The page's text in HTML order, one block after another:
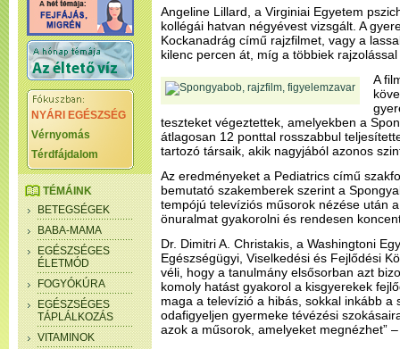
NYÁRI EGÉSZSÉG
Vérnyomás
Térdfájdalom
TÉMÁINK
BETEGSÉGEK
BABA-MAMA
EGÉSZSÉGES
ÉLETMÓD
FOGYÓKÚRA
EGÉSZSÉGES
TÁPLÁLKOZÁS
VITAMINOK
Angeline Lillard, a Virginiai Egyetem
kollégái hatvan négyévest vizsgált. A
Kockanadrág című rajzfilmet, vagy a
kilenc percen át, míg a többiek
A
teszteket végeztettek, amelyekben a
átlagosan 12 ponttal rosszabbul
tartozó társaik, akik nagyjából azonos
Az eredményeket a Pediatrics című
bemutató szakemberek szerint a
tempójú televíziós műsorok nézése után
önuralmat gyakorolni és rendesen
Dr. Dimitri A. Christakis, a Washingtoni
Egészségügyi, Viselkedési és Fejlődési
véli, hogy a tanulmány elsősorban azt
komoly hatást gyakorol a kisgyerekek
maga a televízió a hibás, sokkal inkább a
odafigyeljen gyermeke tévézési
azok a műsorok, amelyeket megnézhet”